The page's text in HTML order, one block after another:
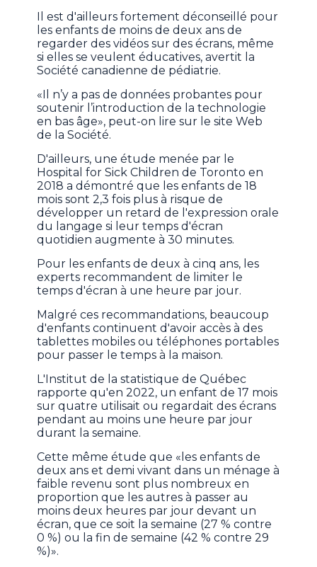
Il est d'ailleurs fortement déconseillé pour
les enfants de moins de deux ans de
regarder des vidéos sur des écrans, même
si elles se veulent éducatives, avertit la
Société canadienne de pédiatrie.
«Il n’y a pas de données probantes pour
soutenir l’introduction de la technologie
en bas âge», peut-on lire sur le site Web
de la Société.
D'ailleurs, une étude menée par le
Hospital for Sick Children de Toronto en
2018 a démontré que les enfants de 18
mois sont 2,3 fois plus à risque de
développer un retard de l'expression orale
du langage si leur temps d'écran
quotidien augmente à 30 minutes.
Pour les enfants de deux à cinq ans, les
experts recommandent de limiter le
temps d'écran à une heure par jour.
Malgré ces recommandations, beaucoup
d'enfants continuent d'avoir accès à des
tablettes mobiles ou téléphones portables
pour passer le temps à la maison.
L'Institut de la statistique de Québec
rapporte qu'en 2022, un enfant de 17 mois
sur quatre utilisait ou regardait des écrans
pendant au moins une heure par jour
durant la semaine.
Cette même étude que «les enfants de
deux ans et demi vivant dans un ménage à
faible revenu sont plus nombreux en
proportion que les autres à passer au
moins deux heures par jour devant un
écran, que ce soit la semaine (27 % contre
0 %) ou la fin de semaine (42 % contre 29
%)».